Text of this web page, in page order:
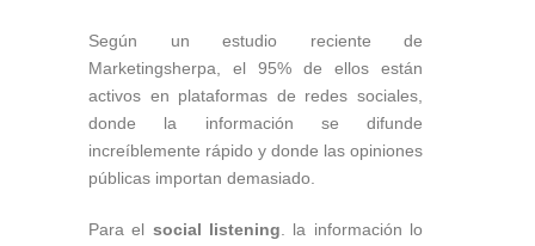
Según un estudio reciente de
Marketingsherpa, el 95% de ellos están
activos en plataformas de redes sociales,
donde la información se difunde
increíblemente rápido y donde las opiniones
públicas importan demasiado.
Para el social listening . la información lo